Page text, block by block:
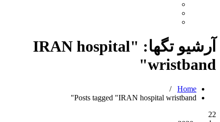
آرشیو تگها: "IRAN hospital
wristband
"
Home
/
Posts tagged "IRAN hospital wristband"
22